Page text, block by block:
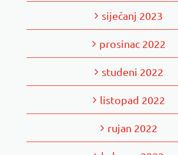
siječanj 2023
prosinac 2022
studeni 2022
listopad 2022
rujan 2022